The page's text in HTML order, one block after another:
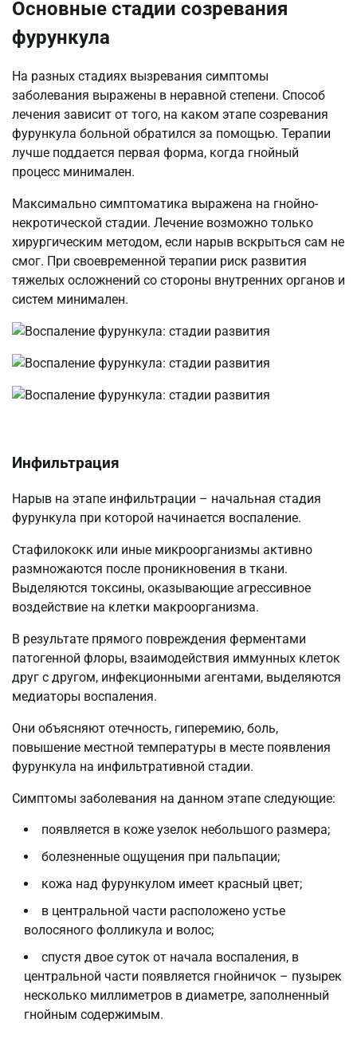
Основные стадии созревания
фурункула
На разных стадиях вызревания симптомы
заболевания выражены в неравной степени. Способ
лечения зависит от того, на каком этапе созревания
фурункула больной обратился за помощью. Терапии
лучше поддается первая форма, когда гнойный
процесс минимален.
Максимально симптоматика выражена на гнойно-
некротической стадии. Лечение возможно только
хирургическим методом, если нарыв вскрыться сам не
смог. При своевременной терапии риск развития
тяжелых осложнений со стороны внутренних органов и
систем минимален.
Инфильтрация
Нарыв на этапе инфильтрации – начальная стадия
фурункула при которой начинается воспаление.
Стафилококк или иные микроорганизмы активно
размножаются после проникновения в ткани.
Выделяются токсины, оказывающие агрессивное
воздействие на клетки макроорганизма.
В результате прямого повреждения ферментами
патогенной флоры, взаимодействия иммунных клеток
друг с другом, инфекционными агентами, выделяются
медиаторы воспаления.
Они объясняют отечность, гиперемию, боль,
повышение местной температуры в месте появления
фурункула на инфильтративной стадии.
Симптомы заболевания на данном этапе следующие:
появляется в коже узелок небольшого размера;
болезненные ощущения при пальпации;
кожа над фурункулом имеет красный цвет;
в центральной части расположено устье
волосяного фолликула и волос;
спустя двое суток от начала воспаления, в
центральной части появляется гнойничок – пузырек
несколько миллиметров в диаметре, заполненный
гнойным содержимым.